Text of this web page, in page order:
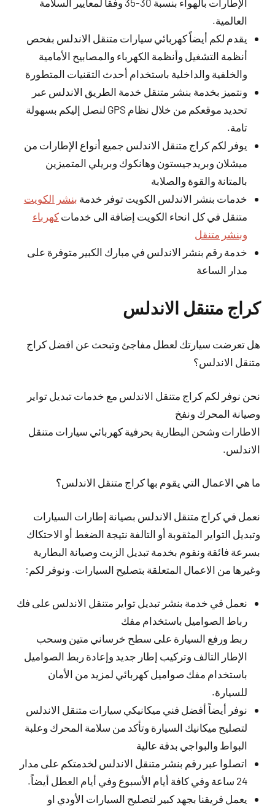
العالمية.
يقدم لكم أيضاً كهربائي سيارات متنقل الاندلس بفحص
أنظمة التشغيل وأنظمة الكهرباء والمصابيح الأمامية
والخلفية والداخلية باستخدام أحدث التقنيات المتطورة
ونتميز بخدمة بنشر متنقل خدمة الطريق الاندلس عبر
تحديد موقعكم من خلال نظام GPS لنصل إليكم بسهولة
تامة.
يوفر لكم كراج متنقل الاندلس جميع أنواع الإطارات من
ميشلان وبريدجيستون وهانكوك وبريلي المتميزين
بالمتانة والقوة والصلابة
خدمات بنشر الاندلس الكويت توفر خدمة بنشر الكويت
متنقل في كل انحاء الكويت إضافة الى خدماتكهرباء
وبنشر متنقل
خدمة رقم بنشر الاندلس في مبارك الكبير متوفرة على
مدار الساعة
كراج متنقل الاندلس
هل تعرضت سيارتك لعطل مفاجئ وتبحث عن افضل كراج
متنقل الاندلس؟
نحن نوفر لكم كراج متنقل الاندلس مع خدمات تبديل تواير
وصيانة المحرك ونفخ
الاطارات وشحن البطارية بحرفية كهربائي سيارات متنقل
الاندلس.
ما هي الاعمال التي يقوم بها كراج متنقل الاندلس؟
نعمل في كراج متنقل الاندلس بصيانة إطارات السيارات
وتبديل التواير المثقوبة أو التالفة نتيجة الضغط أو الاحتكاك
بسرعة فائقة ونقوم بخدمة تبديل الزيت وصيانة البطارية
وغيرها من الاعمال المتعلقة بتصليح السيارات. ونوفر لكم:
نعمل في خدمة بنشر تبديل تواير متنقل الاندلس على فك
رباط الصواميل باستخدام مفك
ربط ورفع السيارة على سطح خرساني متين وسحب
الإطار التالف وتركيب إطار جديد وإعادة ربط الصواميل
باستخدام مفك صواميل كهربائي لمزيد من الأمان
للسيارة.
نوفر أيضاً أفضل فني ميكانيكي سيارات متنقل الاندلس
لتصليح ميكانيك السيارة وتأكد من سلامة المحرك وعلبة
البواط والبواجي بدقة عالية
اتصلوا عبر رقم بنشر متنقل الاندلس لخدمتكم على مدار
24 ساعة وفي كافة أيام الأسبوع وفي أيام العطل أيضاً.
يعمل فريقنا بجهد كبير لتصليح السيارات الأودي او